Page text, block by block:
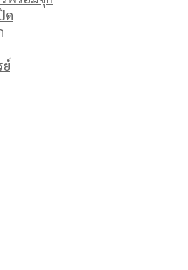
ด
ย์